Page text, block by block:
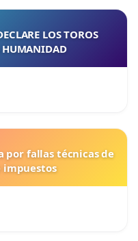
LOS TOROS
HUMANIDAD
por fallas técnicas de
impuestos